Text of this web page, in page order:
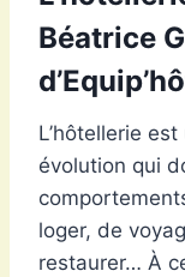
Béatrice
L’hôtellerie
évolution qui
loger, de
restaurer… À